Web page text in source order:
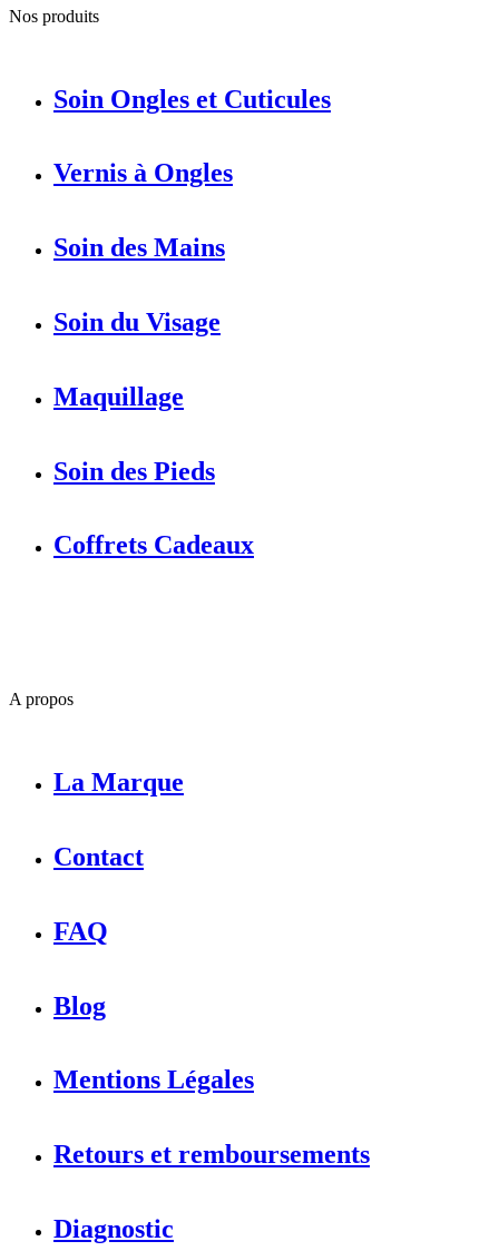
Nos produits
Soin Ongles et Cuticules
Vernis à Ongles
Soin des Mains
Soin du Visage
Maquillage
Soin des Pieds
Coffrets Cadeaux
A propos
La Marque
Contact
FAQ
Blog
Mentions Légales
Retours et remboursements
Diagnostic